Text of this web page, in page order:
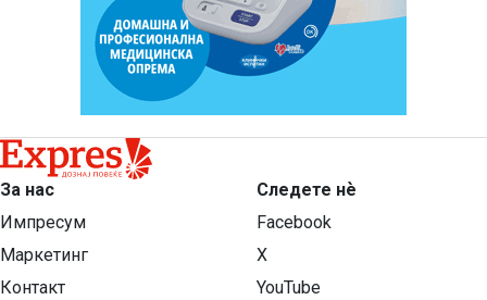
За нас
Импресум
Маркетинг
Контакт
Следете нѐ
Facebook
X
YouTube